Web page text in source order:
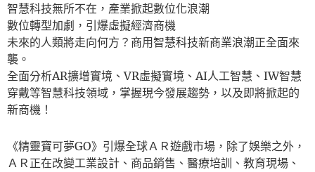
智慧科技無所不在，產業掀起數位化浪潮
數位轉型加劇，引爆虛擬經濟商機
未來的人類將走向何方？商用智慧科技新商業浪潮正全面來
襲。
全面分析AR擴增實境、VR虛擬實境、AI人工智慧、IW智慧
穿戴等智慧科技領域，掌握現今發展趨勢，以及即將掀起的
新商機！
《精靈寶可夢GO》引爆全球ＡＲ遊戲市場，除了娛樂之外，
ＡＲ正在改變工業設計、商品銷售、醫療培訓、教育現場、